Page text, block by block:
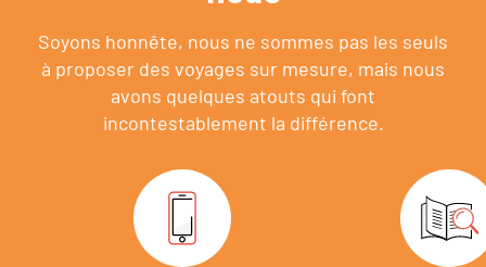
Soyons honnête, nous ne sommes pas les seuls
à proposer des voyages sur mesure, mais nous
avons quelques atouts qui font
incontestablement la différence.